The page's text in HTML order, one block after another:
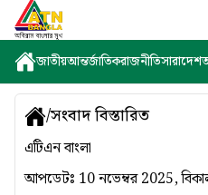
জাতীয়আন্তর্জাতিকরাজনীতিসারাদেশ
/সংবাদ বিস্তারিত
এটিএন বাংলা
আপডেটঃ 10 নভেম্বর 2025,